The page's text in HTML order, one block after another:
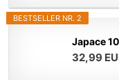
BESTSELLER NR. 2
Japace
32,99